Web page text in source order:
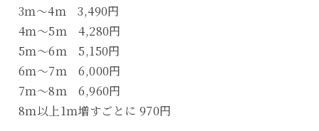
3ｍ～4ｍ 3,490円
4ｍ～5ｍ 4,280円
5ｍ～6ｍ 5,150円
6ｍ～7ｍ 6,000円
7ｍ～8ｍ 6,960円
8ｍ以上1ｍ増すごとに 970円